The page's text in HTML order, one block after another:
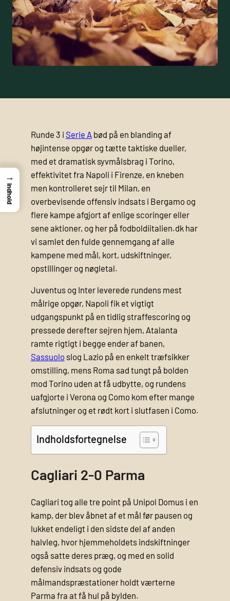
Runde 3 i Serie A bød på en blanding af
højintense opgør og tætte taktiske dueller,
med et dramatisk syvmålsbrag i Torino,
effektivitet fra Napoli i Firenze, en kneben
men kontrolleret sejr til Milan, en
overbevisende offensiv indsats i Bergamo og
flere kampe afgjort af enlige scoringer eller
sene aktioner, og her på fodboldiitalien.dk har
vi samlet den fulde gennemgang af alle
kampene med mål, kort, udskiftninger,
opstillinger og nøgletal.
Juventus og Inter leverede rundens mest
målrige opgør, Napoli fik et vigtigt
udgangspunkt på en tidlig straffescoring og
pressede derefter sejren hjem, Atalanta
ramte rigtigt i begge ender af banen,
Sassuolo slog Lazio på en enkelt træfsikker
omstilling, mens Roma sad tungt på bolden
mod Torino uden at få udbytte, og rundens
uafgjorte i Verona og Como kom efter mange
afslutninger og et rødt kort i slutfasen i Como.
Indholdsfortegnelse
Cagliari 2-0 Parma
Cagliari tog alle tre point på Unipol Domus i en
kamp, der blev åbnet af et mål før pausen og
lukket endeligt i den sidste del af anden
halvleg, hvor hjemmeholdets indskiftninger
også satte deres præg, og med en solid
defensiv indsats og gode
målmandspræstationer holdt værterne
Parma fra at få hul på bylden.
→
Indhold